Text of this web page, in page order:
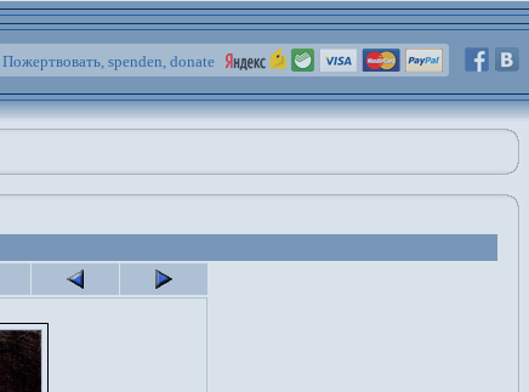
Пожертвовать, spenden, donate